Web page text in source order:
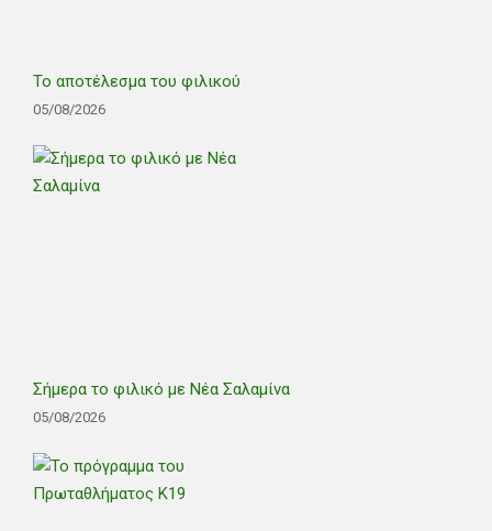
Το αποτέλεσμα του φιλικού
05/08/2026
Σήμερα το φιλικό με Νέα Σαλαμίνα
05/08/2026